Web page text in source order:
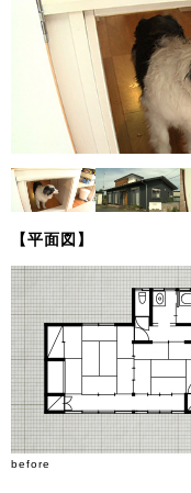
【平面図】
before